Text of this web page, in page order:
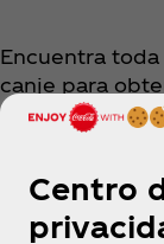
Encuentra
canje para
Centro